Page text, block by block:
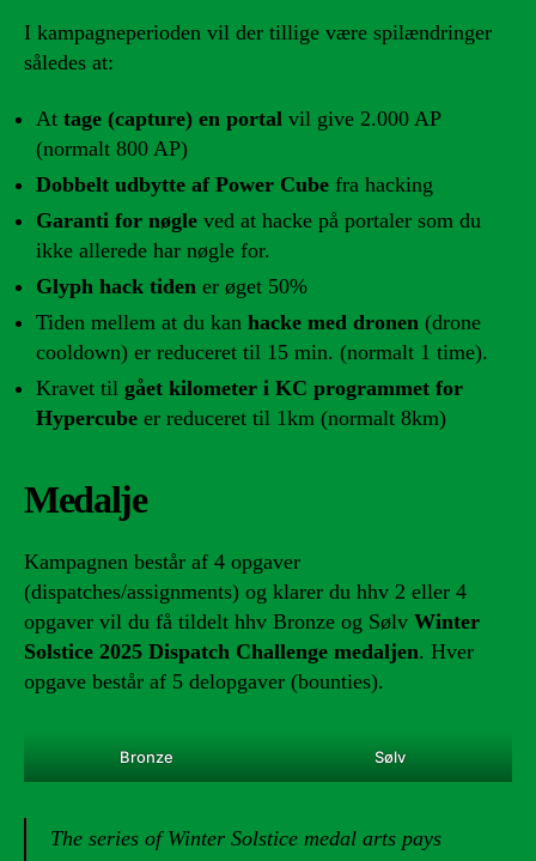
I kampagneperioden vil der tillige være spilændringer
således at:
At tage (capture) en portal vil give 2.000 AP
(normalt 800 AP)
Dobbelt udbytte af Power Cube fra hacking
Garanti for nøgle ved at hacke på portaler som du
ikke allerede har nøgle for.
Glyph hack tiden er øget 50%
Tiden mellem at du kan hacke med dronen (drone
cooldown) er reduceret til 15 min. (normalt 1 time).
Kravet til gået kilometer i KC programmet for
Hypercube er reduceret til 1km (normalt 8km)
Medalje
Kampagnen består af 4 opgaver
(dispatches/assignments) og klarer du hhv 2 eller 4
opgaver vil du få tildelt hhv Bronze og Sølv Winter
Solstice 2025 Dispatch Challenge medaljen. Hver
opgave består af 5 delopgaver (bounties).
Bronze Sølv
The series of Winter Solstice medal arts pays